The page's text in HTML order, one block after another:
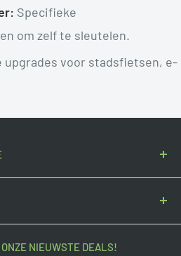
Specifieke
om zelf te sleutelen.
upgrades voor stadsfietsen, e-
Belgische
sinds 2015. Door groot in te
scherpste prijzen.
NIEUWSTE DEALS!